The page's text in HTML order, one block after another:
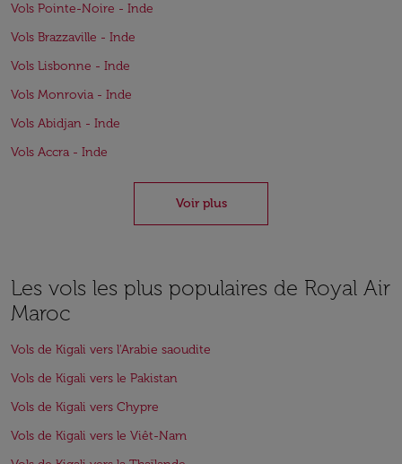
Vols Pointe-Noire - Inde
Vols Brazzaville - Inde
Vols Lisbonne - Inde
Vols Monrovia - Inde
Vols Abidjan - Inde
Vols Accra - Inde
Voir plus
Les vols les plus populaires de Royal Air
Maroc
Vols de Kigali vers l'Arabie saoudite
Vols de Kigali vers le Pakistan
Vols de Kigali vers Chypre
Vols de Kigali vers le Viêt-Nam